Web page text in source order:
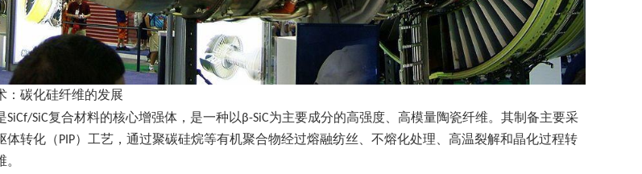
：碳化硅纤维的发展
SiCf/SiC复合材料的核心增强体，是一种以β-SiC为主要成分的高强度、高模量陶瓷纤维。其制备主要采
体转化（ PIP）工艺，通过聚碳硅烷等有机聚合物经过熔融纺丝、不熔化处理、高温裂解和晶化过程转